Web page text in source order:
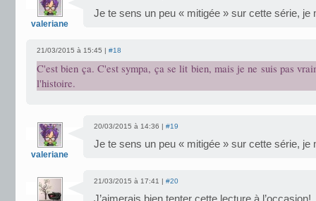
valeriane
Je te sens un peu « mitigée » sur cette série, je
21/03/2015 à 15:45 | #18
C'est bien ça. C'est sympa, ça se lit bien, mais je ne suis pas
l'histoire.
valeriane
20/03/2015 à 14:36 | #19
Je te sens un peu « mitigée » sur cette série, je
21/03/2015 à 17:41 | #20